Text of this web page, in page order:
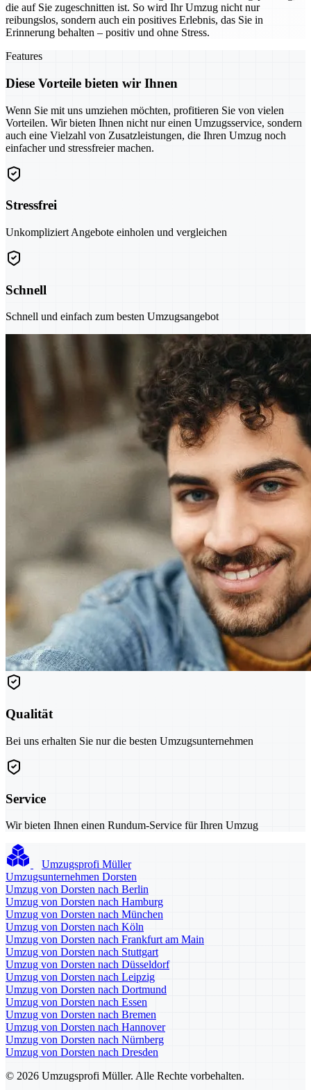
die auf Sie zugeschnitten ist. So wird Ihr Umzug nicht nur
reibungslos, sondern auch ein positives Erlebnis, das Sie in
Erinnerung behalten – positiv und ohne Stress.
Features
Diese Vorteile bieten wir Ihnen
Wenn Sie mit uns umziehen möchten, profitieren Sie von vielen
Vorteilen. Wir bieten Ihnen nicht nur einen Umzugsservice, sondern
auch eine Vielzahl von Zusatzleistungen, die Ihren Umzug noch
einfacher und stressfreier machen.
Stressfrei
Unkompliziert Angebote einholen und vergleichen
Schnell
Schnell und einfach zum besten Umzugsangebot
Qualität
Bei uns erhalten Sie nur die besten Umzugsunternehmen
Service
Wir bieten Ihnen einen Rundum-Service für Ihren Umzug
Umzugsprofi Müller
Umzugsunternehmen Dorsten
Umzug von Dorsten nach Berlin
Umzug von Dorsten nach Hamburg
Umzug von Dorsten nach München
Umzug von Dorsten nach Köln
Umzug von Dorsten nach Frankfurt am Main
Umzug von Dorsten nach Stuttgart
Umzug von Dorsten nach Düsseldorf
Umzug von Dorsten nach Leipzig
Umzug von Dorsten nach Dortmund
Umzug von Dorsten nach Essen
Umzug von Dorsten nach Bremen
Umzug von Dorsten nach Hannover
Umzug von Dorsten nach Nürnberg
Umzug von Dorsten nach Dresden
© 2026 Umzugsprofi Müller. Alle Rechte vorbehalten.